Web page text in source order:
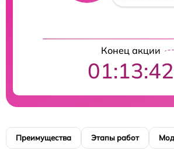
Конец акции
01:13:41
Преимущества Этапы работ